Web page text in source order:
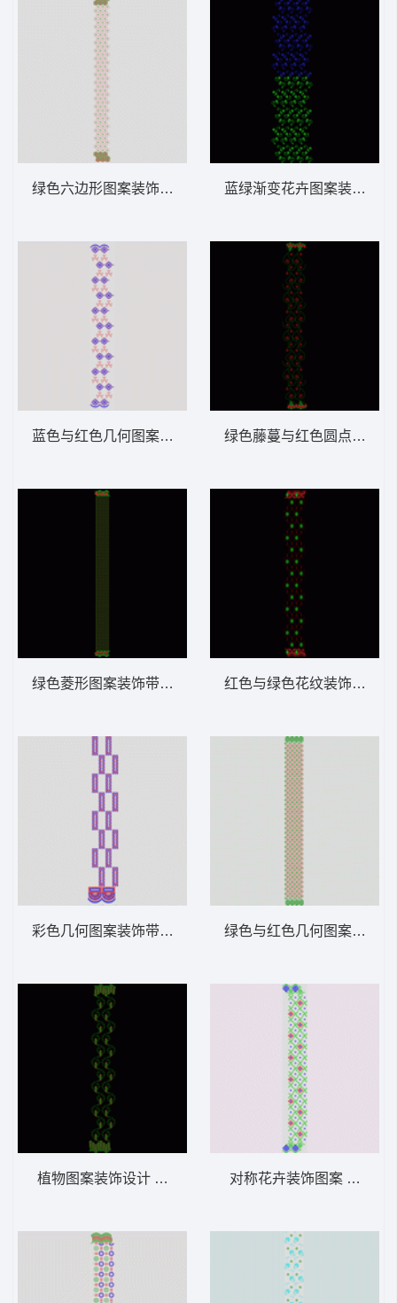
绿色六边形图案装饰带 窗帘
蓝色与红色几何图案排列 窗帘
绿色菱形图案装饰带 窗帘
彩色几何图案装饰带 窗帘
植物图案装饰设计 窗帘
蓝绿渐变花卉图案装饰 窗帘
绿色藤蔓与红色圆点装饰图
红色与绿色花纹装饰图案
绿色与红色几何图案布料
对称花卉装饰图案 窗帘